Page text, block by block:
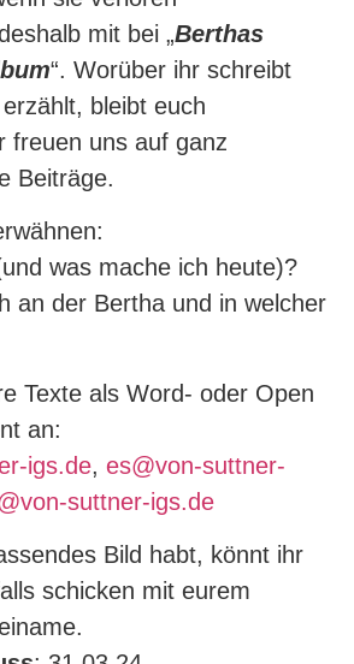
mit bei „Berthas
“. Worüber ihr schreibt
bleibt euch
freuen uns auf ganz
Beiträge.
was mache ich heute)?
an der Bertha und in welcher
Texte als Word- oder Open
an:
igs.de, es@von-suttner-
suttner-igs.de
Bild habt, könnt ihr
schicken mit eurem